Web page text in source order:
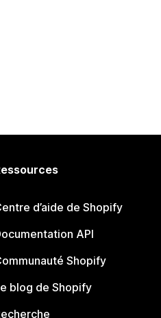
d’aide de Shopify
API
Shopify
blog de Shopify